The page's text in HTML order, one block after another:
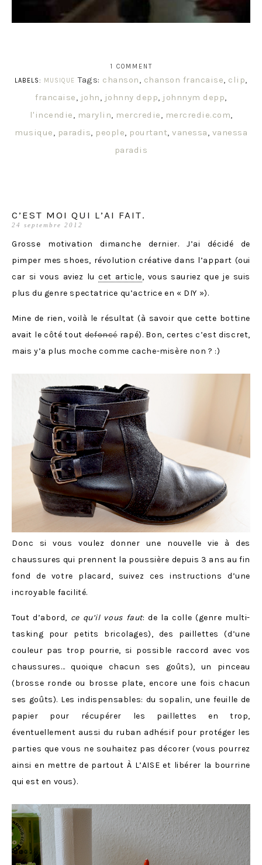
1 COMMENT
LABELS:
MUSIQUE Tags: chanson, chanson francaise, clip,
francaise, john, johnny depp, johnnym depp,
l'incendie, marylin, mercredie, mercredie.com,
musique, paradis, people, pourtant, vanessa, vanessa
paradis
C’EST MOI QUI L’AI FAIT.
24 septembre 2012
Grosse motivation dimanche dernier. J’ai décidé de
pimper mes shoes, révolution créative dans l’appart (oui
car si vous aviez lu cet article, vous sauriez que je suis
plus du genre spectatrice qu’actrice en « DIY »).
Mine de rien, voilà le résultat (à savoir que cette bottine
avait le côté toutdefoncérapé). Bon, certes c’est discret,
mais y’a plus moche comme cache-misère non ? :)
Donc si vous voulez donner une nouvelle vie à des
chaussures qui prennent la poussière depuis 3 ans au fin
fond de votre placard, suivez ces instructions d’une
incroyable facilité.
Tout d’abord, ce qu’il vous faut: de la colle (genre multi-
tasking pour petits bricolages), des paillettes (d’une
couleur pas trop pourrie, si possible raccord avec vos
chaussures… quoique chacun ses goûts), un pinceau
(brosse ronde ou brosse plate, encore une fois chacun
ses goûts). Les indispensables: du sopalin, une feuille de
papier pour récupérer les paillettes en trop,
éventuellement aussi du ruban adhésif pour protéger les
parties que vous ne souhaitez pas décorer (vous pourrez
ainsi en mettre de partout À L’AISE et libérer la bourrine
qui est en vous).